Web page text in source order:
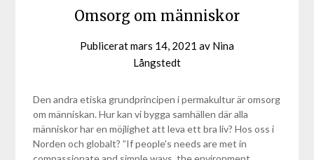
Omsorg om människor
Publiceratmars 14, 2021 av Nina
Långstedt
Den andra etiska grundprincipen i permakultur är omsorg
om människan. Hur kan vi bygga samhällen där alla
människor har en möjlighet att leva ett bra liv? Hos oss i
Norden och globalt? ”If people’s needs are met in